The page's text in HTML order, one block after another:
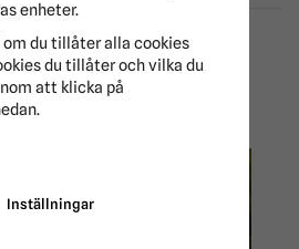
KÖPTE ÄVEN
enheter.
du tillåter alla cookies
du tillåter och vilka du
att klicka på
Inställningar